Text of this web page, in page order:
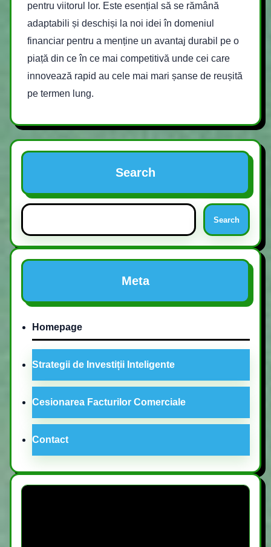
pentru viitorul lor. Este esențial să se rămână
adaptabili și deschiși la noi idei în domeniul
financiar pentru a menține un avantaj durabil pe o
piață din ce în ce mai competitivă unde cei care
innovează rapid au cele mai mari șanse de reușită
pe termen lung.
Search
Search
Meta
Homepage
Strategii de Investiții Inteligente
Cesionarea Facturilor Comerciale
Contact